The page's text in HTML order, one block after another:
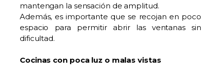
mantengan la sensación de amplitud.
Además, es importante que se recojan en poco
espacio para permitir abrir las ventanas sin
dificultad.
Cocinas con poca luz o malas vistas